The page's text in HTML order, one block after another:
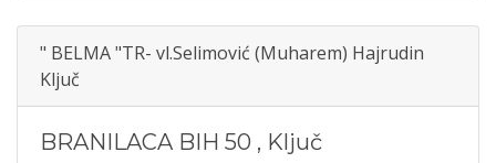
" BELMA "TR- vl.Selimović (Muharem) Hajrudin
Ključ
BRANILACA BIH 50 , Ključ